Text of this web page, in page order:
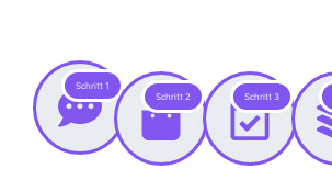
Schritt 1
Schritt 2 Schritt 3